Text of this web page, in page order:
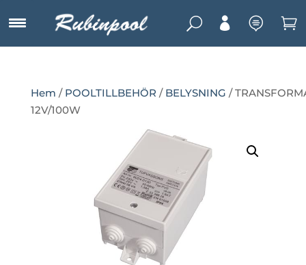
U   
Hem / POOLTILLBEHÖR / BELYSNING /
12V/100W